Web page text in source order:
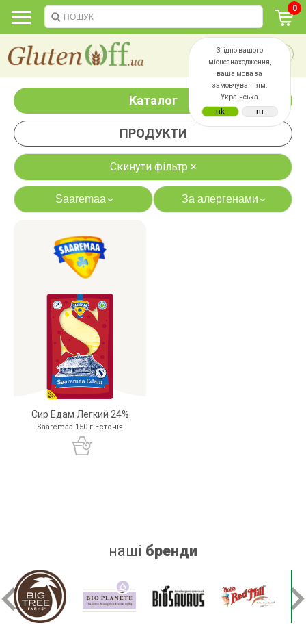
Згідно вашого
місцезнаходження,
ваша мова за
замовчуванням:
Українська
0
Каталог
ПРОДУКТИ
Скинути фільтр ×
Saaremaa› За алергенами›
казеїну
дріжджів
білку
Сир Едам Легкий 24%
Saaremaa 150 г Естонія
наші бренди